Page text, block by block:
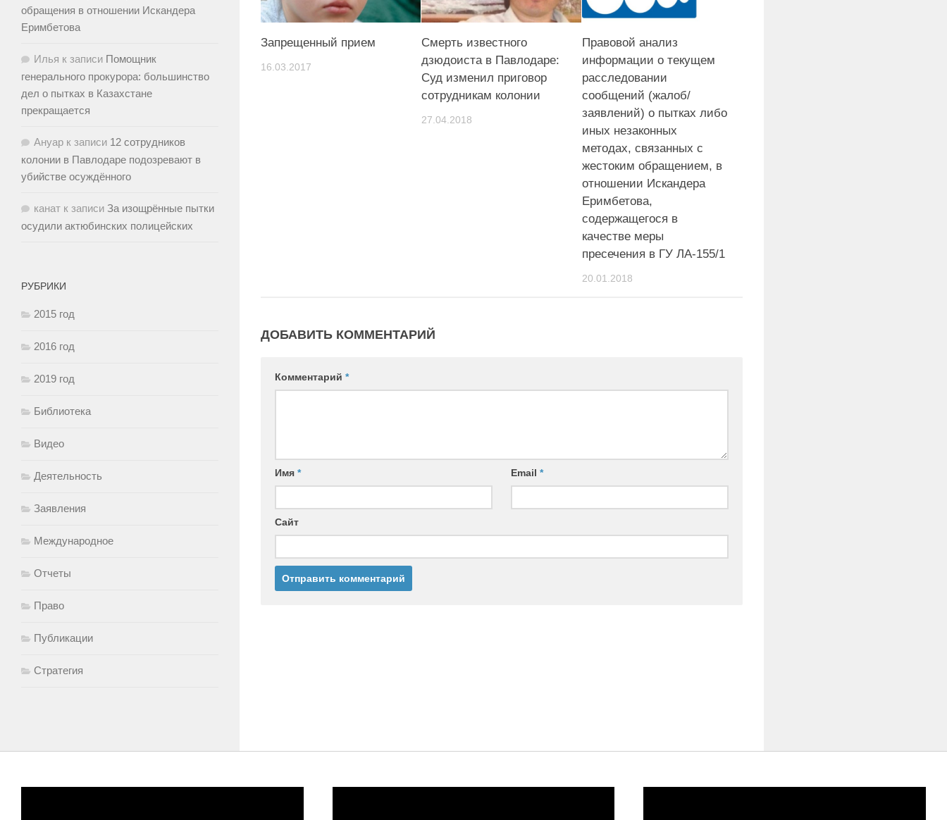
Запрещенный прием
16.03.2017
Смерть известного
дзюдоиста в Павлодаре:
Суд изменил приговор
сотрудникам колонии
27.04.2018
Правовой анализ
информации о текущем
расследовании
сообщений (жалоб/
заявлений) о пытках либо
иных незаконных
методах, связанных с
жестоким обращением, в
отношении Искандера
Еримбетова,
содержащегося в
качестве меры
пресечения в ГУ ЛА-155/1
20.01.2018
ДОБАВИТЬ КОММЕНТАРИЙ
Комментарий *
Имя * Email *
Сайт
обращения в отношении Искандера
Еримбетова
Илья к записи Помощник
генерального прокурора: большинство
дел о пытках в Казахстане
прекращается
Ануар к записи 12 сотрудников
колонии в Павлодаре подозревают в
убийстве осуждённого
канат к записи За изощрённые пытки
осудили актюбинских полицейских
РУБРИКИ
2015 год
2016 год
2019 год
Библиотека
Видео
Деятельность
Заявления
Международное
Отчеты
Право
Публикации
Стратегия